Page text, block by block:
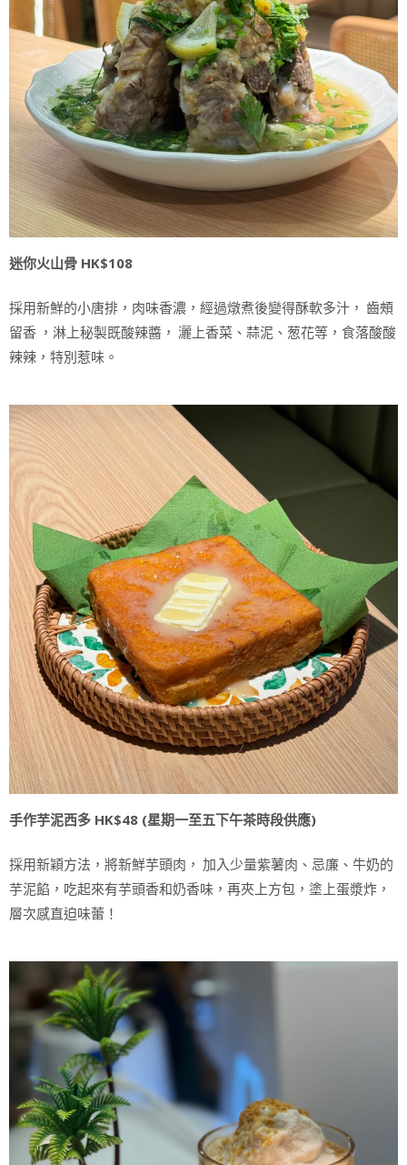
迷你火山骨 HK$108
採用新鮮的小唐排，肉味香濃，經過燉煮後變得酥軟多汁， 齒頰
留香 ，淋上秘製既酸辣醬， 灑上香菜、蒜泥、葱花等，食落酸酸
辣辣，特別惹味。
手作芋泥西多 HK$48 (星期一至五下午茶時段供應)
採用新穎方法，將新鮮芋頭肉， 加入少量紫薯肉、忌廉、牛奶的
芋泥餡，吃起來有芋頭香和奶香味，再夾上方包，塗上蛋漿炸，
層次感直迫味蕾！